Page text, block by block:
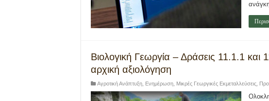
Βιολογική Γεωργία – Δράσεις 11.1.1
αρχική αξιολόγηση
Αγροτική Ανάπτυξη Ενημέρωση Μικρές Γεωργικές Εκμεταλλεύσεις